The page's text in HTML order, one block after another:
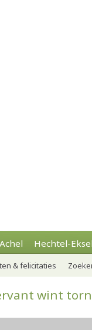
Hechtel-
& felicitaties
wint